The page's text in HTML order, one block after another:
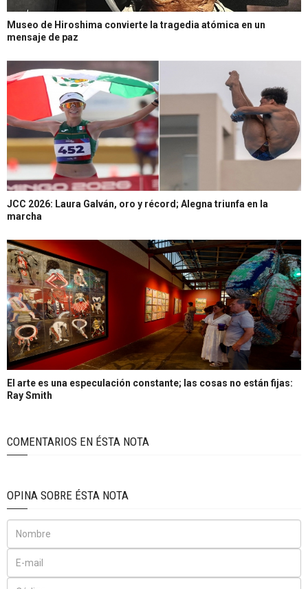
Museo de Hiroshima convierte la tragedia atómica en un
mensaje de paz
JCC 2026: Laura Galván, oro y récord; Alegna triunfa en la
marcha
El arte es una especulación constante; las cosas no están fijas:
Ray Smith
COMENTARIOS EN ÉSTA NOTA
OPINA SOBRE ÉSTA NOTA